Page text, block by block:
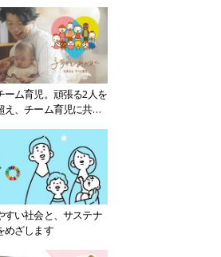
ム育児。頑張る2人を
、チーム育児に共感
すい社会と、サステナ
めざします